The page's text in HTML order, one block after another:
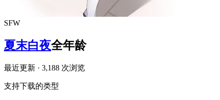
SFW
夏末白夜全年龄
最近更新 · 3,188 次浏览
支持下载的类型